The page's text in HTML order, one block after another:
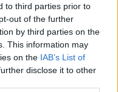
to third parties prior to
out of the further
by third parties on the
This information may
on the IAB’s List of
disclose it to other